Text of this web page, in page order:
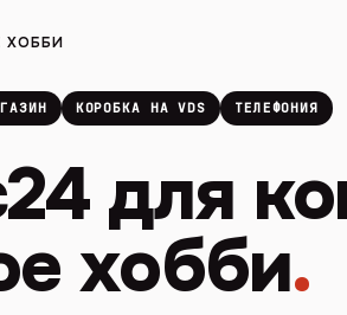
ХОББИ
КОРОБКА НА VDS ТЕЛЕФОНИЯ
для
хобби.